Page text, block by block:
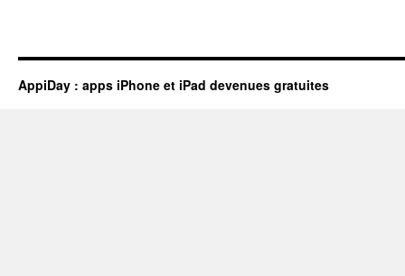
AppiDay : apps iPhone et iPad devenues gratuites